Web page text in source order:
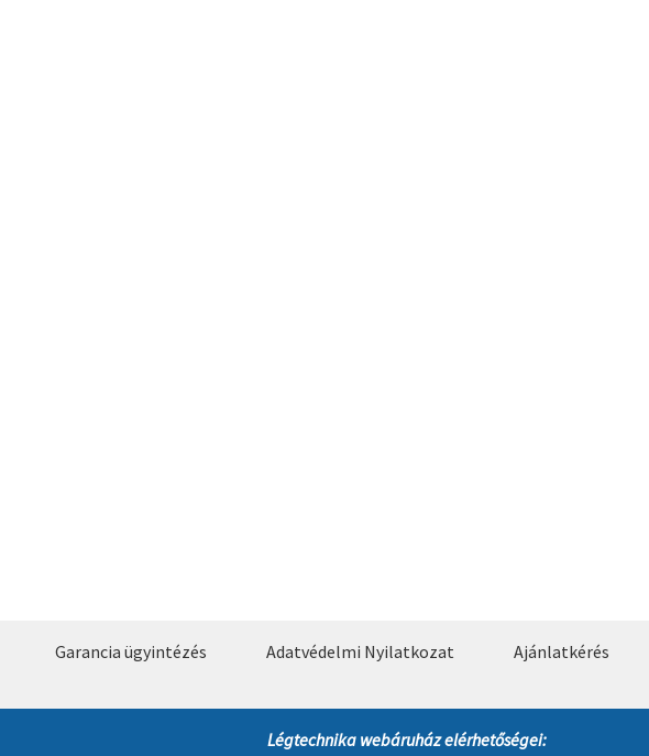
Garancia ügyintézés Adatvédelmi Nyilatkozat Ajánlatkérés
Légtechnika webáruház elérhetőségei: